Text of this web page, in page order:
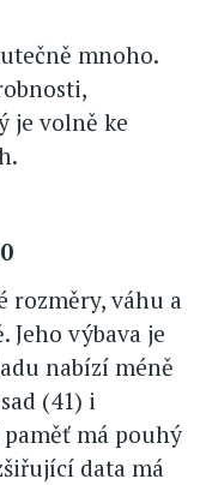
mnoho.
je volně ke
rozměry, váhu a
Jeho výbava je
nabízí méně
(41) i
má pouhý
data má